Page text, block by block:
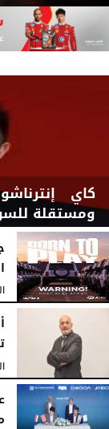
كاي
ومستقلة
السبت، 8 أغسطس 2026